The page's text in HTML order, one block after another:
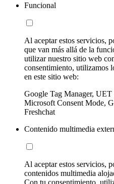
Funcional
Al aceptar estos servicios,
que van más allá de la
utilizar nuestro sitio web
consentimiento, utilizamos
en este sitio web:
Google Tag Manager,
Microsoft Consent Mode,
Freshchat
Contenido multimedia
Al aceptar estos servicios,
contenidos multimedia
Con tu consentimiento,